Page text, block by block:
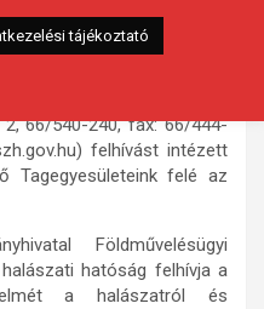
66/540-240, fax: 66/444-
felhívást intézett
Tagegyesületeink felé az
Földművelésügyi
hatóság felhívja a
a halászatról és
tájékoztató